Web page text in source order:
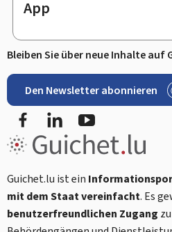
App
Bleiben Sie über neue Inhalte
Den Newsletter abonnieren
FacebookLinkedIn
Guichet.lu ist ein
mit dem Staat vereinfacht. Es
benutzerfreundlichen Zugang